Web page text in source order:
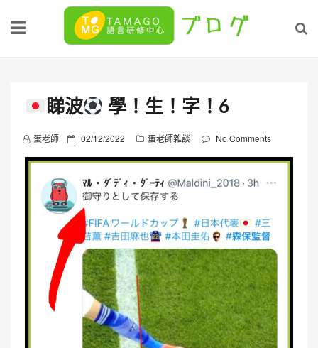
睇波 學！生！字！6
蛋老師
P
o
t
e
o
02/12/2022 蛋老師雜談 No Comments